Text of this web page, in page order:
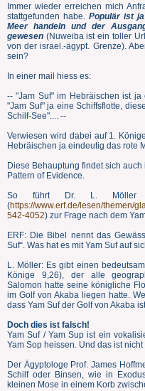
Immer wieder erreichen mich
stattgefunden habe.Populär ist
Meer handeln und der
gewesen (Nuweiba ist ein toller
von der israel.-ägypt. Grenze).
sein?
In einer mail hiess es:
-- "Jam Suf" im Hebräischen ist
"Jam Suf" ja eine Schiffsflotte,
Schilf-See".... --
Verwiesen wird dabei auf 1.
Hebräischen ja eindeutig das rote
Diese Behauptung findet sich
Pattern of Evidence.
So führt Dr. L.
(https://www.erf.de/lesen/themen/
542-4052) zur Frage nach dem
ERF: Die Bibel nennt das
Suf“. Was hat es mit Yam Suf auf
L. Möller: Es gibt einen
Könige 9,26), der alle
Salomon hatte seine königliche
im Golf von Akaba liegen hatte.
dass Yam Suf der Golf von Akaba
Doch dies ist falsch!
Yam Suf / Yam Sup ist ein
Yam Sop heissen. Und das ist nicht
Der Ägyptologe Prof. James
Schilf oder Binsen, wie in
kleinen Mose in einem Korb